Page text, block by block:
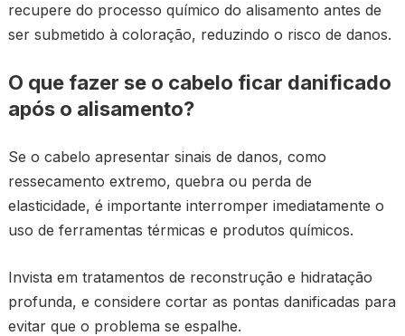
recupere do processo químico do alisamento antes de
ser submetido à coloração, reduzindo o risco de danos.
O que fazer se o cabelo ficar danificado
após o alisamento?
Se o cabelo apresentar sinais de danos, como
ressecamento extremo, quebra ou perda de
elasticidade, é importante interromper imediatamente o
uso de ferramentas térmicas e produtos químicos.
Invista em tratamentos de reconstrução e hidratação
profunda, e considere cortar as pontas danificadas para
evitar que o problema se espalhe.